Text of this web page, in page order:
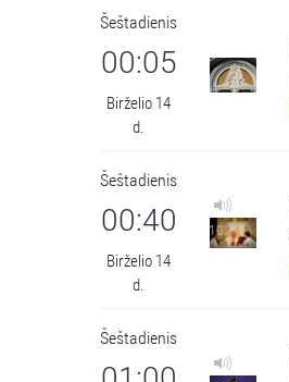
Šeštadienis
00:05
Birželio 14
d.
Šeštadienis
00:40
Birželio 14
d.
10:11
Šeštadienis